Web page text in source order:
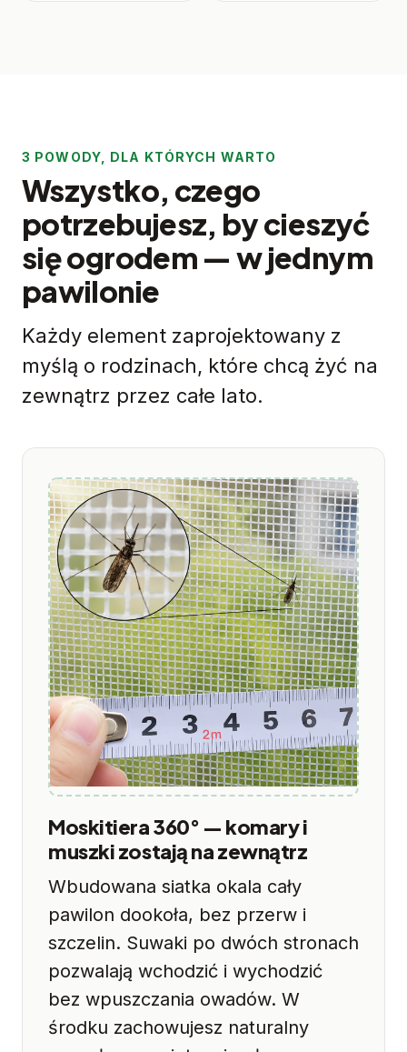
3 POWODY, DLA KTÓRYCH WARTO
Wszystko, czego
potrzebujesz, by cieszyć
się ogrodem — w jednym
pawilonie
Każdy element zaprojektowany z
myślą o rodzinach, które chcą żyć na
zewnątrz przez całe lato.
Moskitiera 360° — komary i
muszki zostają na zewnątrz
Wbudowana siatka okala cały
pawilon dookoła, bez przerw i
szczelin. Suwaki po dwóch stronach
pozwalają wchodzić i wychodzić
bez wpuszczania owadów. W
środku zachowujesz naturalny